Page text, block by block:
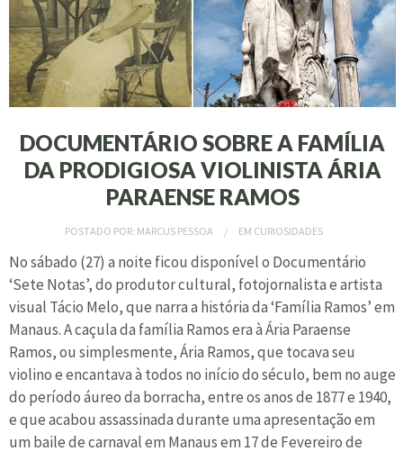
DOCUMENTÁRIO SOBRE A FAMÍLIA
DA PRODIGIOSA VIOLINISTA ÁRIA
PARAENSE RAMOS
POSTADO POR: MARCUS PESSOA EM CURIOSIDADES
No sábado (27) a noite ficou disponível o Documentário
‘Sete Notas’, do produtor cultural, fotojornalista e artista
visual Tácio Melo, que narra a história da ‘Família Ramos’ em
Manaus. A caçula da família Ramos era à Ária Paraense
Ramos, ou simplesmente, Ária Ramos, que tocava seu
violino e encantava à todos no início do século, bem no auge
do período áureo da borracha, entre os anos de 1877 e 1940,
e que acabou assassinada durante uma apresentação em
um baile de carnaval em Manaus em 17 de Fevereiro de